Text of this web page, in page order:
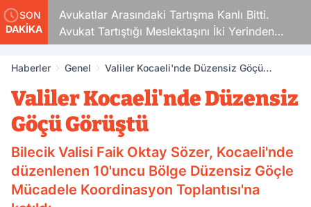
SON
DAKİKA
Avukatlar Arasındaki Tartışma Kanlı Bitti.
Avukat Tartıştığı Meslektaşını İki Yerinden
Vurdu
Haberler Genel
Valiler Kocaeli'nde Düzensiz Göçü
Valiler Kocaeli'nde Düzensiz
Göçü Görüştü
Bilecik Valisi Faik Oktay Sözer, Kocaeli'nde
düzenlenen 10'uncu Bölge Düzensiz Göçle
Mücadele Koordinasyon Toplantısı'na